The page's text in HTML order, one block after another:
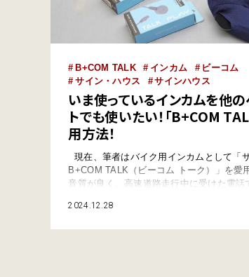
B+COM TALK インカム
ビーコム
サイン・ハウス
サインハウス
いま使っているインカムを他
トでも使いたい！「B+COM
用方法！
現在、筆者はバイク用インカムとして「
B+COM TALK（ビーコム トーク）」を愛
音質が良く、高速道路走行中に受けた電話
いる。 ビーコムトークはビーコムシリーズ
2024.12.28